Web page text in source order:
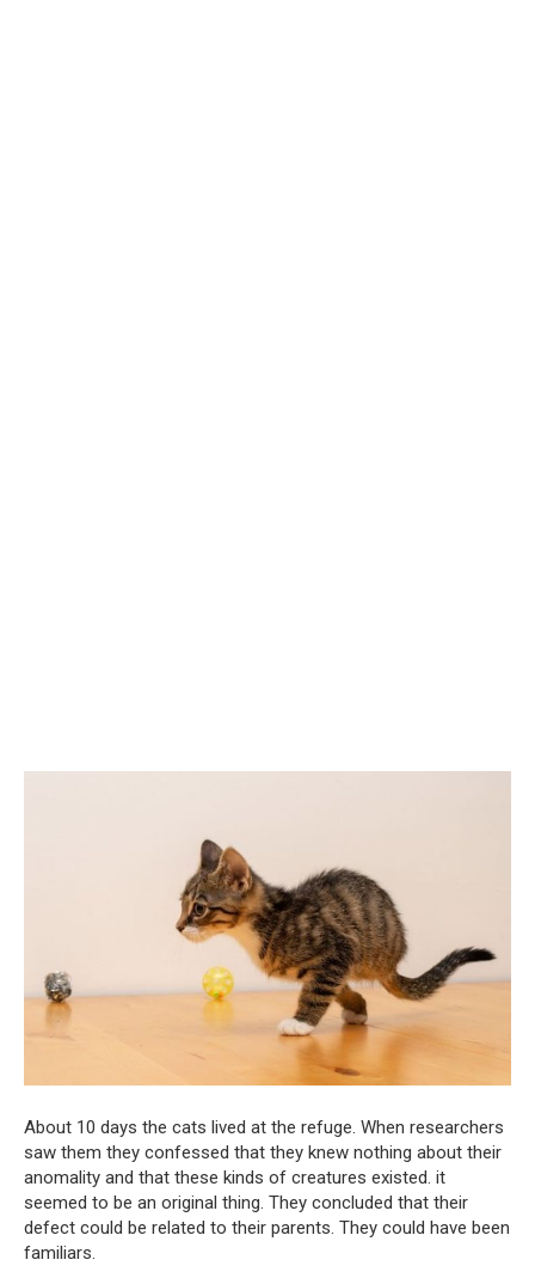
About 10 days the cats lived at the refuge. When researchers
saw them they confessed that they knew nothing about their
anomality and that these kinds of creatures existed. it
seemed to be an original thing. They concluded that their
defect could be related to their parents. They could have been
familiars.